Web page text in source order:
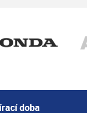
doba